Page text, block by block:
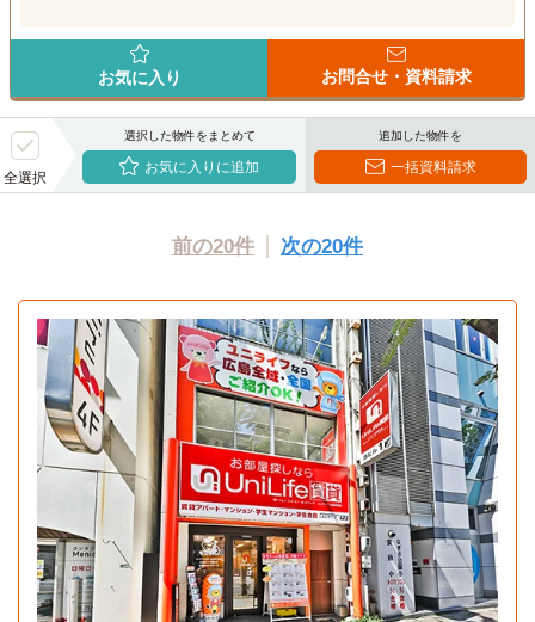
お気に入り お問合せ・資料請求
全選択
選択した物件をまとめて
お気に入りに追加
追加した物件を
一括資料請求
前の20件 次の20件